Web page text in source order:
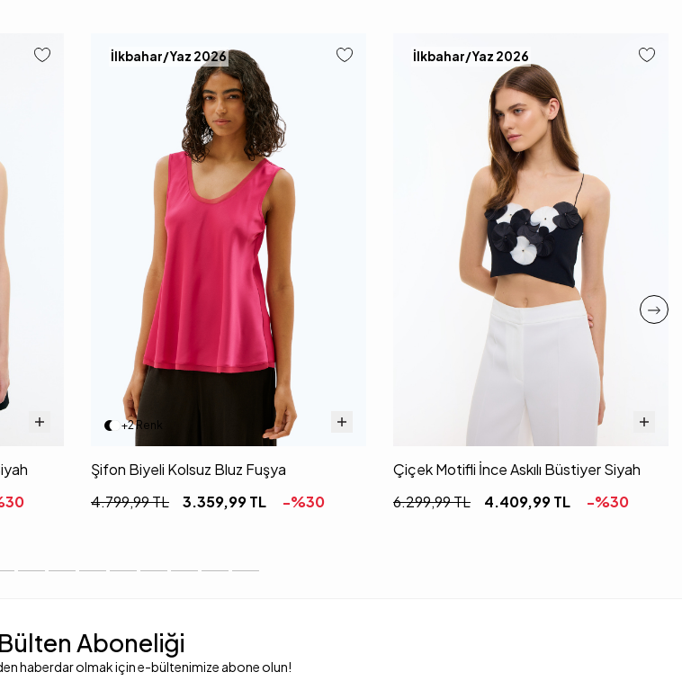
30
İlkbahar/Yaz 2026
+2 Renk
Şifon Biyeli Kolsuz Bluz Fuşya
4.799,99TL 3.359,99TL -%30
İlkbahar/Yaz 2026
Çiçek Motifli İnce Askılı Büstiyer Siyah
6.299,99TL 4.409,99TL -%30
Aboneliği
haberdar olmak için e-bültenimize abone olun!